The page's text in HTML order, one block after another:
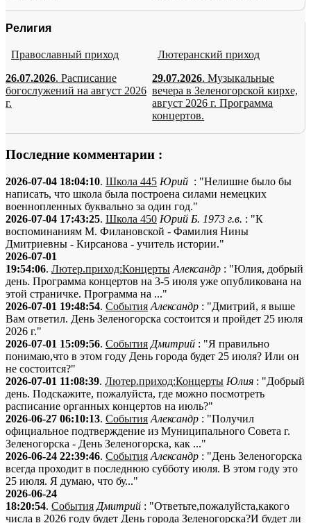
Религия
Православный приход
26.07.2026. Расписание
богослужений на август 2026
г.
Лютеранский приход
29.07.2026. Музыкальные
вечера в Зеленогорской кирхе,
август 2026 г. Программа
концертов.
Последние комментарии :
2026-07-04 18:04:10. Школа 445 Юрий : "Нелишне было бы
написать, что школа была построена силами немецких
военнопленных буквально за один год."
2026-07-04 17:43:25. Школа 450 Юрий Б. 1973 г.в. : "К
воспоминаниям М. Филановской - Фамилия Нины
Дмитриевны - Кирсанова - учитель истории."
2026-07-01
19:54:06. Лютер.приход:Концерты Александр : "Юлия, добрый
день. Программа концертов на 3-5 июля уже опубликована на
этой страничке. Программа на ..."
2026-07-01 19:48:54. События Александр : "Дмитрий, я выше
Вам ответил. День Зеленогорска состоится и пройдет 25 июля
2026 г."
2026-07-01 15:09:56. События Дмитрий : "Я правильно
понимаю,что в этом году День города будет 25 июля? Или он
не состоится?"
2026-07-01 11:08:39. Лютер.приход:Концерты Юлия : "Добрый
день. Подскажите, пожалуйста, где можно посмотреть
расписание органных концертов на июль?"
2026-06-27 06:10:13. События Александр : "Получил
официальное подтверждение из Муниципального Совета г.
Зеленогорска - День Зеленогорска, как ..."
2026-06-24 22:39:46. События Александр : "День Зеленогорска
всегда проходит в последнюю субботу июля. В этом году это
25 июля. Я думаю, что бу..."
2026-06-24
18:20:54. События Дмитрий : "Ответьте,пожалуйста,какого
числа в 2026 году будет День города Зеленогорска?И будет ли